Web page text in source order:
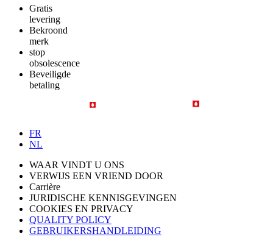
Gratis
levering
Bekroond
merk
stop
obsolescence
Beveiligde
betaling
FR
NL
WAAR VINDT U ONS
VERWIJS EEN VRIEND DOOR
Carrière
JURIDISCHE KENNISGEVINGEN
COOKIES EN PRIVACY
QUALITY POLICY
GEBRUIKERSHANDLEIDING